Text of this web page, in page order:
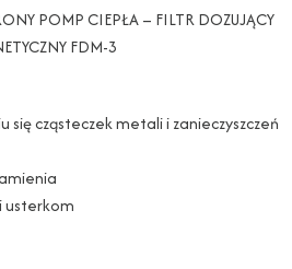
POMP CIEPŁA – FILTR DOZUJĄCY
FDM-3
się cząsteczek metali i zanieczyszczeń
usterkom